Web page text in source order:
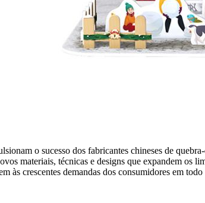
o sucesso dos fabricantes chineses de
materiais, técnicas e designs que expandem os
às crescentes demandas dos consumidores em